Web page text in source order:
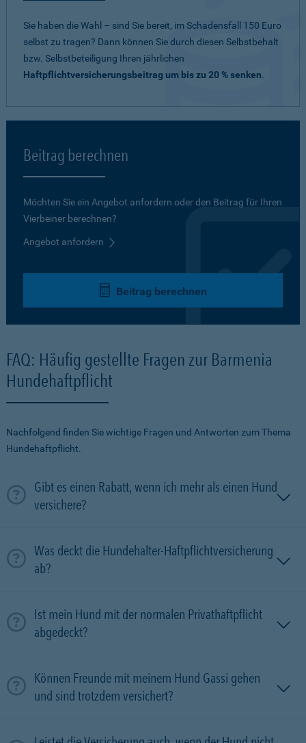
Sie haben die Wahl – sind Sie bereit, im Schadensfall 150 Euro
selbst zu tragen? Dann können Sie durch diesen Selbstbehalt
bzw. Selbstbeteiligung Ihren jährlichen
Haftpflichtversicherungsbeitrag um bis zu 20 % senken.
Beitrag berechnen
Möchten Sie ein Angebot anfordern oder den Beitrag für Ihren
Vierbeiner berechnen?
Angebot anfordern
Beitrag berechnen
FAQ: Häufig gestellte Fragen zur Barmenia
Hundehaftpflicht
Nachfolgend finden Sie wichtige Fragen und Antworten zum Thema
Hundehaftpflicht.
Gibt es einen Rabatt, wenn ich mehr als einen Hund
versichere?
Was deckt die Hundehalter-Haftpflichtversicherung
ab?
Ist mein Hund mit der normalen Privathaftpflicht
abgedeckt?
Können Freunde mit meinem Hund Gassi gehen
und sind trotzdem versichert?